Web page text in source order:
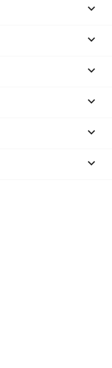





keyboard_arrow_down